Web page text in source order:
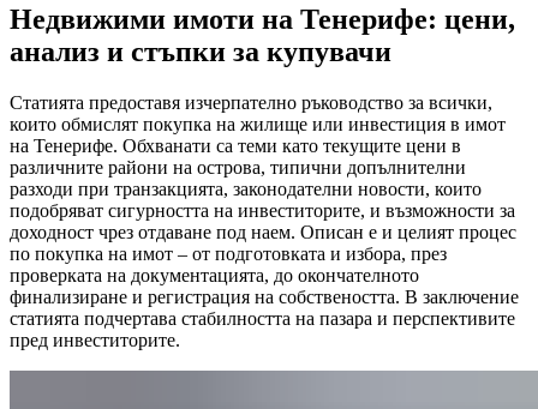
Недвижими имоти на Тенерифе: цени,
анализ и стъпки за купувачи
Статията предоставя изчерпателно ръководство за всички,
които обмислят покупка на жилище или инвестиция в имот
на Тенерифе. Обхванати са теми като текущите цени в
различните райони на острова, типични допълнителни
разходи при транзакцията, законодателни новости, които
подобряват сигурността на инвеститорите, и възможности за
доходност чрез отдаване под наем. Описан е и целият процес
по покупка на имот – от подготовката и избора, през
проверката на документацията, до окончателното
финализиране и регистрация на собствеността. В заключение
статията подчертава стабилността на пазара и перспективите
пред инвеститорите.